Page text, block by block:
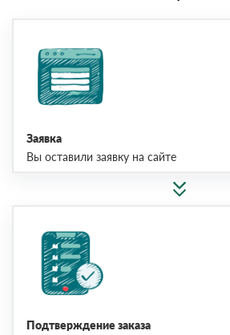
Заявка
Вы оставили заявку на сайте
Подтверждение заказа